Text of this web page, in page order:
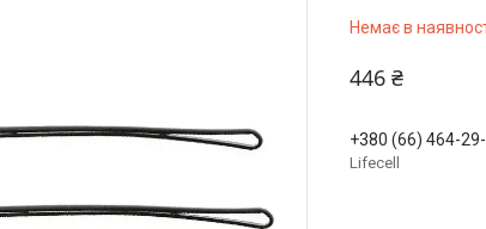
Немає в
446 ₴
+380 (66) 464-
Lifecell